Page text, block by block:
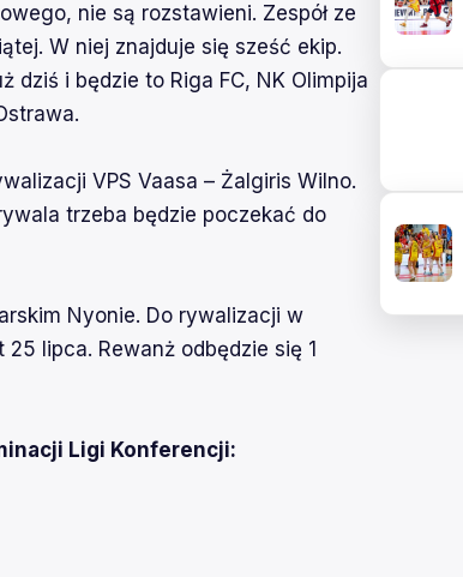
nie są rozstawieni. Zespół ze
W niej znajduje się sześć ekip.
dziś i będzie to Riga FC, NK Olimpija
VPS Vaasa – Żalgiris Wilno.
trzeba będzie poczekać do
Nyonie. Do rywalizacji w
lipca. Rewanż odbędzie się 1
Ligi Konferencji: